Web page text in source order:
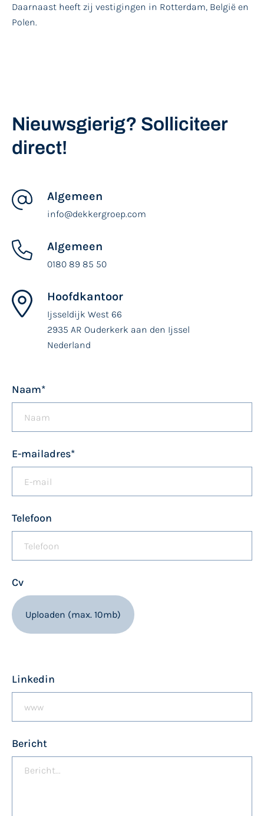
Daarnaast heeft zij vestigingen in Rotterdam, België en
Polen.
Nieuwsgierig? Solliciteer
direct!
Algemeen
info@dekkergroep.com
Algemeen
0180 89 85 50
Hoofdkantoor
Ijsseldijk West 66
2935 AR Ouderkerk aan den Ijssel
Nederland
Naam*
E-mailadres*
Telefoon
Cv
Linkedin
Bericht